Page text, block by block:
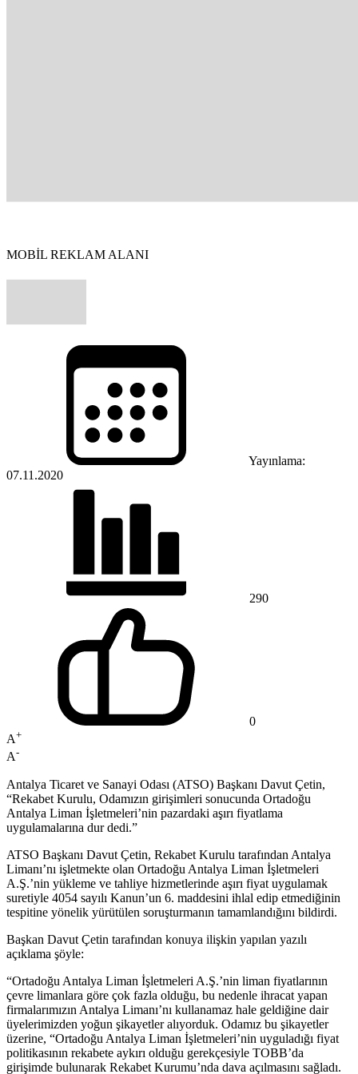
MOBİL REKLAM ALANI
Yayınlama:
07.11.2020
290
0
A+
A-
Antalya Ticaret ve Sanayi Odası (ATSO) Başkanı Davut Çetin,
“Rekabet Kurulu, Odamızın girişimleri sonucunda Ortadoğu
Antalya Liman İşletmeleri’nin pazardaki aşırı fiyatlama
uygulamalarına dur dedi.”
ATSO Başkanı Davut Çetin, Rekabet Kurulu tarafından Antalya
Limanı’nı işletmekte olan Ortadoğu Antalya Liman İşletmeleri
A.Ş.’nin yükleme ve tahliye hizmetlerinde aşırı fiyat uygulamak
suretiyle 4054 sayılı Kanun’un 6. maddesini ihlal edip etmediğinin
tespitine yönelik yürütülen soruşturmanın tamamlandığını bildirdi.
Başkan Davut Çetin tarafından konuya ilişkin yapılan yazılı
açıklama şöyle:
“Ortadoğu Antalya Liman İşletmeleri A.Ş.’nin liman fiyatlarının
çevre limanlara göre çok fazla olduğu, bu nedenle ihracat yapan
firmalarımızın Antalya Limanı’nı kullanamaz hale geldiğine dair
üyelerimizden yoğun şikayetler alıyorduk. Odamız bu şikayetler
üzerine, “Ortadoğu Antalya Liman İşletmeleri’nin uyguladığı fiyat
politikasının rekabete aykırı olduğu gerekçesiyle TOBB’da
girişimde bulunarak Rekabet Kurumu’nda dava açılmasını sağladı.